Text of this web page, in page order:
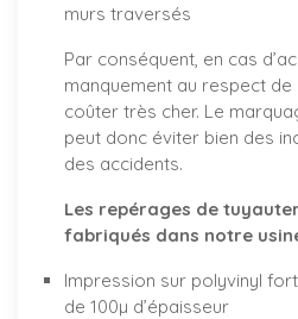
murs traversés
Par conséquent, en cas
manquement au respect
coûter très cher. Le
peut donc éviter bien des
des accidents.
Les repérages de
fabriqués dans notre
Impression sur polyvinyl
de 100µ d’épaisseur